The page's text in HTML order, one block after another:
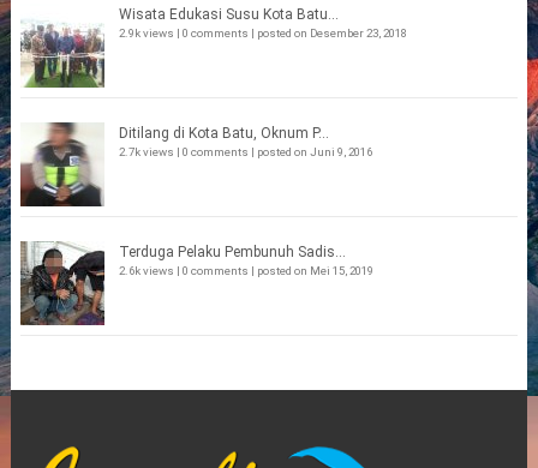
Wisata Edukasi Susu Kota Batu...
2.9k views | 0 comments | posted on Desember 23, 2018
Ditilang di Kota Batu, Oknum P...
2.7k views | 0 comments | posted on Juni 9, 2016
Terduga Pelaku Pembunuh Sadis...
2.6k views | 0 comments | posted on Mei 15, 2019